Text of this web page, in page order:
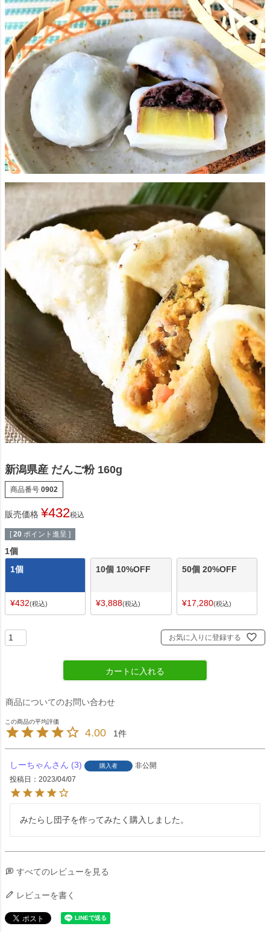
新潟県産 だんご粉 160g
商品番号 0902
販売価格 ¥432税込
[ 20 ポイント進呈 ]
1個
1個
¥432 税込
10個 10%OFF
¥3,888 税込
50個 20%OFF
¥17,280 税込
お気に入りに登録する
カートに入れる
商品についてのお問い合わせ
4.00 1
しーちゃん 3 購入者
非公開
投稿日
2023/04/07
みたらし団子を作ってみたく購入しました。
すべてのレビューを見る
レビューを書く